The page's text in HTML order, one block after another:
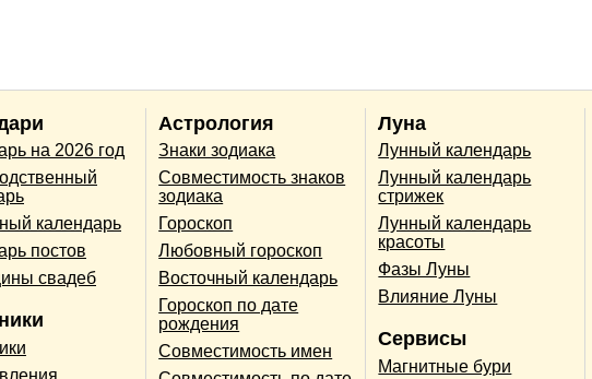
на 2026 год
календарь
постов
свадеб
Астрология
Знаки зодиака
Совместимость знаков
зодиака
Гороскоп
Любовный гороскоп
Восточный календарь
Гороскоп по дате
рождения
Совместимость имен
Луна
Лунный календарь
Лунный календарь
стрижек
Лунный календарь
красоты
Фазы Луны
Влияние Луны
Сервисы
Магнитные бури